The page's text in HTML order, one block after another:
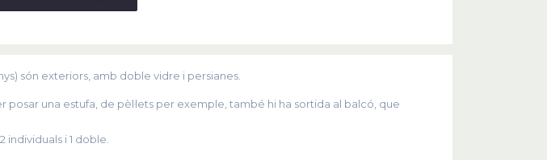
són exteriors, amb doble vidre i persianes.
posar una estufa, de pèl·lets per exemple, també hi ha sortida al balcó, que
i 1 doble.